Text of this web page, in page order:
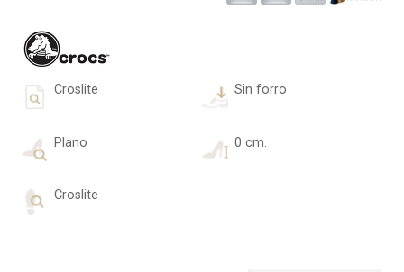
Croslite Sin forro
Plano 0 cm.
Croslite